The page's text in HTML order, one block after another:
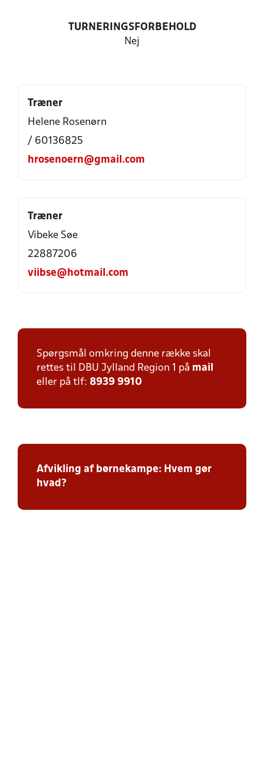
TURNERINGSFORBEHOLD
Nej
Træner
Helene Rosenørn
/ 60136825
hrosenoern@gmail.com
Træner
Vibeke Søe
22887206
viibse@hotmail.com
Spørgsmål omkring denne række skal
rettes til DBU Jylland Region 1 på mail
eller på tlf: 8939 9910
Afvikling af børnekampe: Hvem gør
hvad?